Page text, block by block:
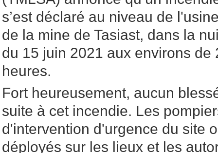
s’est déclaré au niveau de
de la mine de Tasiast, dans la
du 15 juin 2021 aux environs de
heures.
Fort heureusement, aucun
suite à cet incendie. Les
d'intervention d'urgence du site
déployés sur les lieux et les